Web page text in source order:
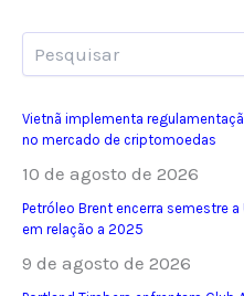
Vietnã implementa
no mercado de criptomoedas
10 de agosto de 2026
Petróleo Brent encerra semestre
em relação a 2025
9 de agosto de 2026